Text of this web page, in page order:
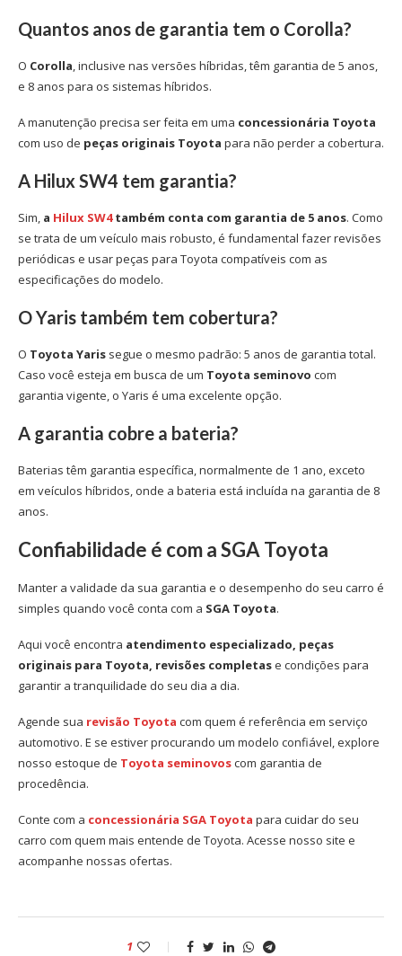
Quantos anos de garantia tem o Corolla?
O Corolla, inclusive nas versões híbridas, têm garantia de 5 anos,
e 8 anos para os sistemas híbridos.
A manutenção precisa ser feita em uma concessionária Toyota
com uso de peças originais Toyota para não perder a cobertura.
A Hilux SW4 tem garantia?
Sim, a Hilux SW4também conta com garantia de 5 anos. Como
se trata de um veículo mais robusto, é fundamental fazer revisões
periódicas e usar peças para Toyota compatíveis com as
especificações do modelo.
O Yaris também tem cobertura?
O Toyota Yaris segue o mesmo padrão: 5 anos de garantia total.
Caso você esteja em busca de um Toyota seminovo com
garantia vigente, o Yaris é uma excelente opção.
A garantia cobre a bateria?
Baterias têm garantia específica, normalmente de 1 ano, exceto
em veículos híbridos, onde a bateria está incluída na garantia de 8
anos.
Confiabilidade é com a SGA Toyota
Manter a validade da sua garantia e o desempenho do seu carro é
simples quando você conta com a SGA Toyota.
Aqui você encontra atendimento especializado, peças
originais para Toyota, revisões completase condições para
garantir a tranquilidade do seu dia a dia.
Agende sua revisão Toyota com quem é referência em serviço
automotivo. E se estiver procurando um modelo confiável, explore
nosso estoque de Toyota seminovoscom garantia de
procedência.
Conte com a concessionária SGA Toyota para cuidar do seu
carro com quem mais entende de Toyota. Acesse nosso site e
acompanhe nossas ofertas.
1